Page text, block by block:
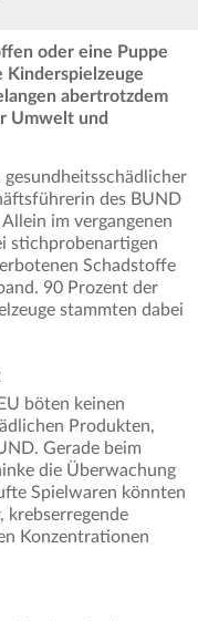
oder eine Puppe
Kinderspielzeuge
abertrotzdem
Umwelt und
gesundheitsschädlicher
des BUND
im vergangenen
stichprobenartigen
Schadstoffe
90 Prozent der
stammten dabei
böten keinen
Produkten,
Gerade beim
die Überwachung
Spielwaren könnten
krebserregende
Konzentrationen